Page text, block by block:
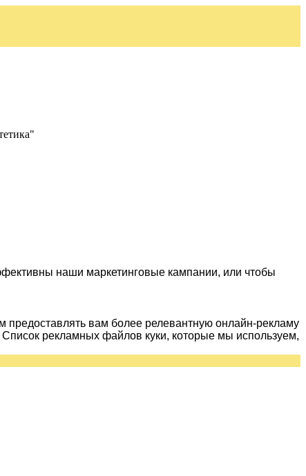
наши маркетинговые кампании, или чтобы
вам более релевантную онлайн-рекламу
рекламных файлов куки, которые мы используем,